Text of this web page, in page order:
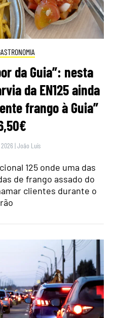
da Guia”: nesta
da EN125 ainda
frango à Guia”
|João Luís
125 onde uma das
de frango assado do
clientes durante o